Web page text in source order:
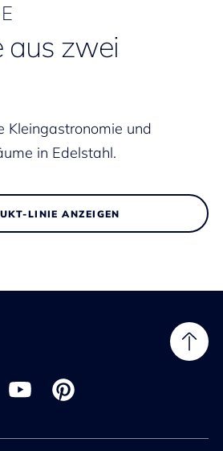
aus zwei
Kleingastronomie und
in Edelstahl.
LINIE ANZEIGEN